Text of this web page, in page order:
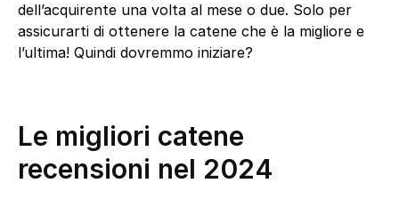
dell’acquirente una volta al mese o due. Solo per
assicurarti di ottenere la catene che è la migliore e
l’ultima! Quindi dovremmo iniziare?
Le migliori catene
recensioni nel 2024